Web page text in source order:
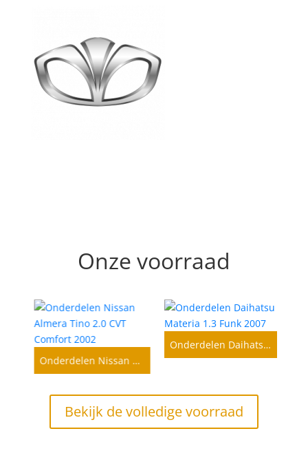
Onze voorraad
Onderdelen Nissan Almera Tino 2.0 CVT Comfort 2002
Onderdelen Daihatsu Materia 1.3 Funk 2007
Bekijk de volledige voorraad